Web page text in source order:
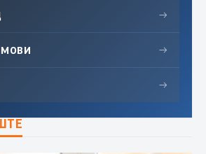
→
→
→